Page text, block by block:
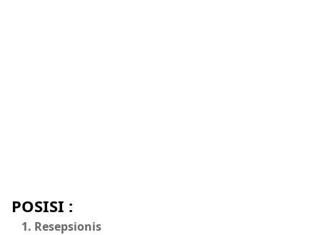
POSISI :
Resepsionis